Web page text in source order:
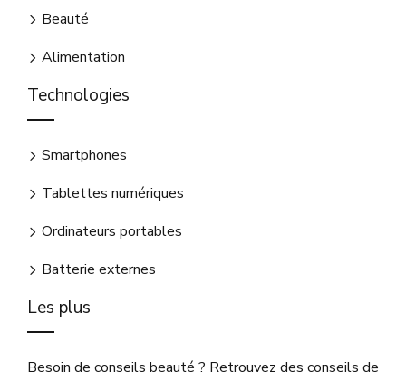
Beauté
Alimentation
Technologies
Smartphones
Tablettes numériques
Ordinateurs portables
Batterie externes
Les plus
Besoin de conseils beauté ? Retrouvez des conseils de